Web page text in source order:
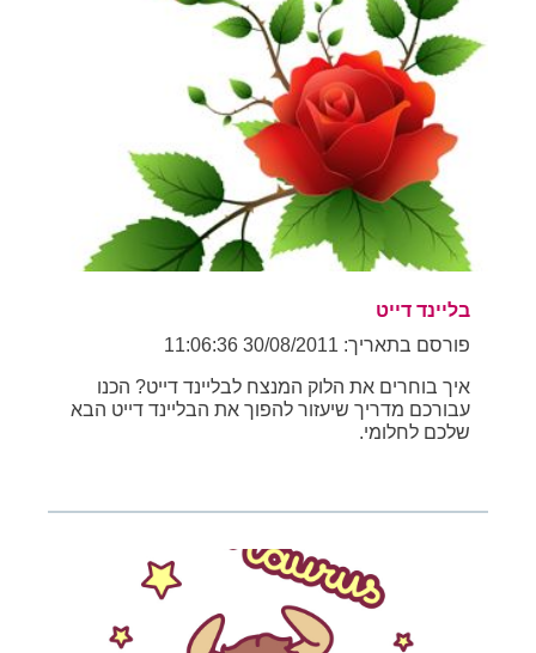
בליינד דייט
פורסם בתאריך: 30/08/2011 11:06:36
איך בוחרים את הלוק המנצח לבליינד דייט? הכנו
עבורכם מדריך שיעזור להפוך את הבליינד דייט הבא
שלכם לחלומי.